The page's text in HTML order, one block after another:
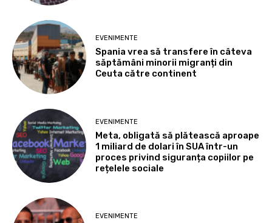
EVENIMENTE
Spania vrea să transfere în câteva
săptămâni minorii migranți din
Ceuta către continent
EVENIMENTE
Meta, obligată să plătească aproape
1 miliard de dolari în SUA într-un
proces privind siguranța copiilor pe
rețelele sociale
EVENIMENTE